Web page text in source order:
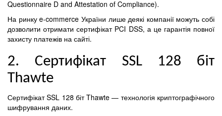
Questionnaire D and Attestation of Compliance).
На ринку e-commerce України лише деякі компанії можуть собі
дозволити отримати сертифікат PCI DSS, а це гарантія повної
захисту платежів на сайті.
2. Сертифікат SSL 128 біт
Thawte
Сертифікат SSL 128 біт Thawte — технологія криптографічного
шифрування даних.